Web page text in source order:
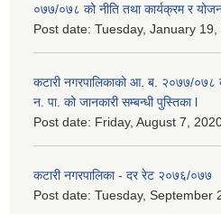
०७७/०७८ को नीति तथा कार्यक्रम र
Post date: Tuesday, January
कटारी नगरपालिकाको आ. ब. २०७७/०७८
न. पा. को जानकारी सम्बन्धी पुस्तिका l
Post date: Friday, August 7,
कटारी नगरपालिका - दर रेट २०७६/०७७
Post date: Tuesday, September